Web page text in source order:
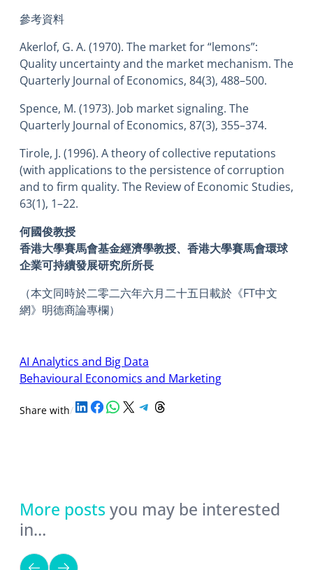
參考資料
Akerlof, G. A. (1970). The market for “lemons”:
Quality uncertainty and the market mechanism. The
Quarterly Journal of Economics, 84(3), 488–500.
Spence, M. (1973). Job market signaling. The
Quarterly Journal of Economics, 87(3), 355–374.
Tirole, J. (1996). A theory of collective reputations
(with applications to the persistence of corruption
and to firm quality. The Review of Economic Studies,
63(1), 1–22.
何國俊教授
香港大學賽馬會基金經濟學教授、香港大學賽馬會環球
企業可持續發展研究所所長
（本文同時於二零二六年六月二十五日載於《FT中文
網》明德商論專欄）
AI Analytics and Big Data
Behavioural Economics and Marketing
Share with/Share on LinkedIn Share on Facebook Share on WhatsApp Share on X Share on Telegram Share on Threads
More posts you may be interested
in…